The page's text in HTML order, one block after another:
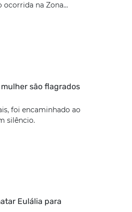
na Zona...
são flagrados
foi encaminhado ao
silêncio.
Eulália para